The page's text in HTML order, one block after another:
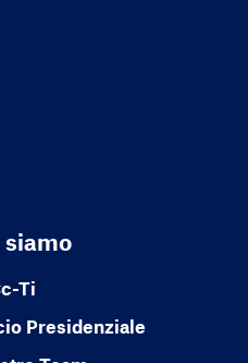
siamo
Ti
Presidenziale